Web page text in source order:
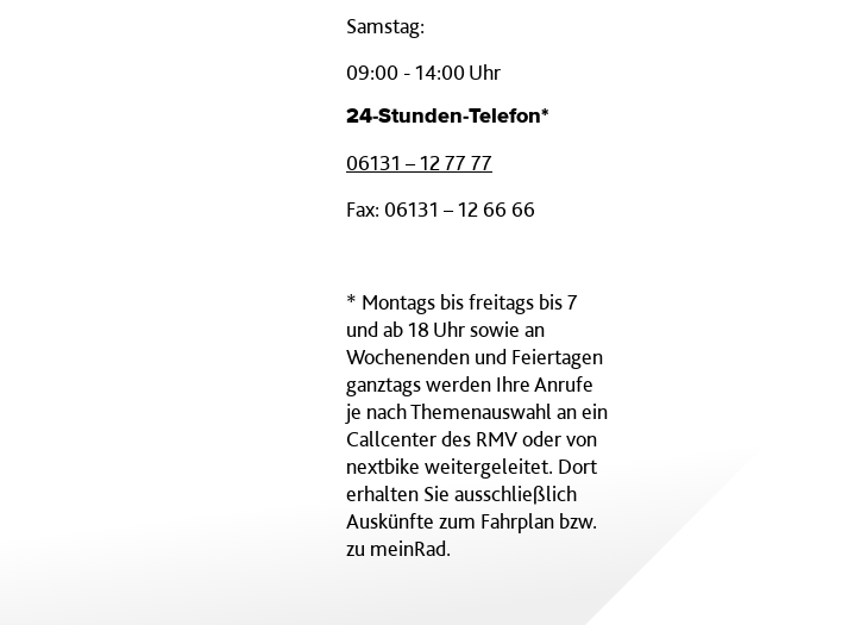
Samstag:
09:00 - 14:00 Uhr
24-Stunden-Telefon*
06131 – 12 77 77
Fax: 06131 – 12 66 66
* Montags bis freitags bis 7
und ab 18 Uhr sowie an
Wochenenden und Feiertagen
ganztags werden Ihre Anrufe
je nach Themenauswahl an ein
Callcenter des RMV oder von
nextbike weitergeleitet. Dort
erhalten Sie ausschließlich
Auskünfte zum Fahrplan bzw.
zu meinRad.